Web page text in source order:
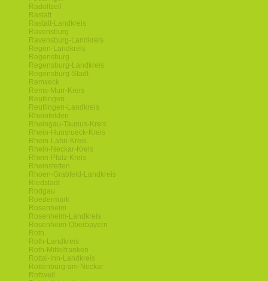
Radolfzell
Rastatt
Rastatt-Landkreis
Ravensburg
Ravensburg-Landkreis
Regen-Landkreis
Regensburg
Regensburg-Landkreis
Regensburg-Stadt
Remseck
Rems-Murr-Kreis
Reutlingen
Reutlingen-Landkreis
Rheinfelden
Rheingau-Taunus-Kreis
Rhein-Hunsrueck-Kreis
Rhein-Lahn-Kreis
Rhein-Neckar-Kreis
Rhein-Pfalz-Kreis
Rheinstetten
Rhoen-Grabfeld-Landkreis
Riedstadt
Rodgau
Roedermark
Rosenheim
Rosenheim-Landkreis
Rosenheim-Oberbayern
Roth
Roth-Landkreis
Roth-Mittelfranken
Rottal-Inn-Landkreis
Rottenburg-am-Neckar
Rottweil